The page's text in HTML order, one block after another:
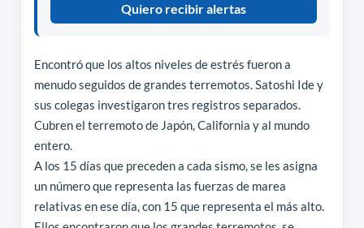
Quiero recibir alertas
Encontró que los altos niveles de estrés fueron a
menudo seguidos de grandes terremotos. Satoshi Ide y
sus colegas investigaron tres registros separados.
Cubren el terremoto de Japón, California y al mundo
entero.
A los 15 días que preceden a cada sismo, se les asigna
un número que representa las fuerzas de marea
relativas en ese día, con 15 que representa el más alto.